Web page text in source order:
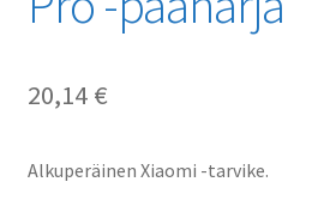
20,14 €
Alkuperäinen Xiaomi -tarvike.